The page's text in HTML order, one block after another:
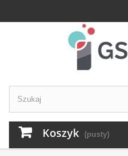
Koszyk (pusty)